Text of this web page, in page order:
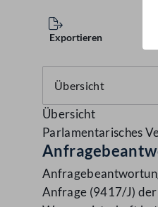
Exportieren
Übersicht
Parlamentarisches
Anfrage (9417/J)